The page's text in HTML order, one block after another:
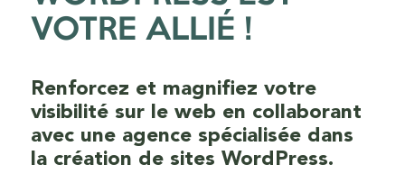
VOTRE ALLIÉ !
Renforcez et magnifiez votre
visibilité sur le web en collaborant
avec une agence spécialisée dans
la création de sites WordPress.